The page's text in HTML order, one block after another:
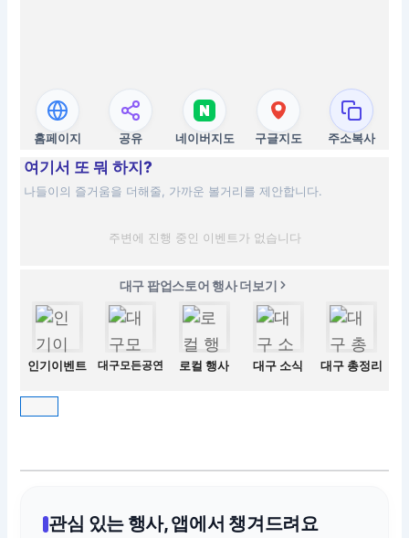
홈페이지 공유 네이버지도 구글지도 주소복사
여기서 또 뭐 하지?
나들이의 즐거움을 더해줄, 가까운 볼거리를 제안합니다.
주변에 진행 중인 이벤트가 없습니다
대구 팝업스토어 행사 더보기
인기이벤트 대구모든공연 로컬 행사 대구 소식 대구 총정리
관심 있는 행사, 앱에서 챙겨드려요